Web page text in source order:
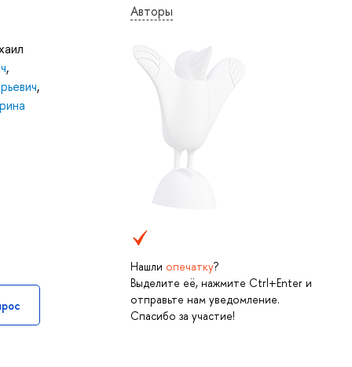
Авторы
Нашли опечатку?
Выделите её, нажмите Ctrl+Enter и
отправьте нам уведомление.
Спасибо за участие!
,
,